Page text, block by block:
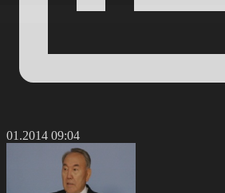
09:04